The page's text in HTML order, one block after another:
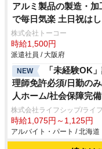
アルミ製品の製造・加
で毎日気楽 土日祝は
株式会社トーコー
時給1,500円
派遣社員 / 大阪府
NEW
「未経験OK
理師免許必須/日勤の
人ホーム/社会保障完備
株式会社ライフシップ/ライ
時給1,075円～1,125円
アルバイト・パート / 北海道